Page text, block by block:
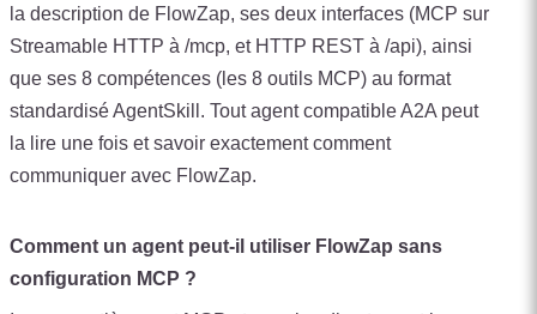
la description de FlowZap, ses deux interfaces (MCP sur
Streamable HTTP à /mcp, et HTTP REST à /api), ainsi
que ses 8 compétences (les 8 outils MCP) au format
standardisé AgentSkill. Tout agent compatible A2A peut
la lire une fois et savoir exactement comment
communiquer avec FlowZap.
Comment un agent peut-il utiliser FlowZap sans
configuration MCP ?